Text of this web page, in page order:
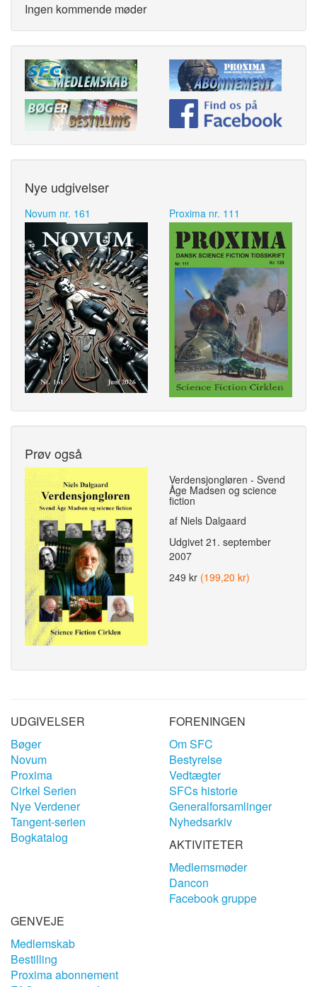
Ingen kommende møder
Nye udgivelser
Novum nr. 161 Proxima nr. 111
Prøv også
Verdensjongløren - Svend
Åge Madsen og science
fiction
af Niels Dalgaard
Udgivet 21. september
2007
249 kr (199,20 kr)
UDGIVELSER
Bøger
Novum
Proxima
Cirkel Serien
Nye Verdener
Tangent-serien
Bogkatalog
FORENINGEN
Om SFC
Bestyrelse
Vedtægter
SFCs historie
Generalforsamlinger
Nyhedsarkiv
AKTIVITETER
Medlemsmøder
Dancon
Facebook gruppe
GENVEJE
Medlemskab
Bestilling
Proxima abonnement